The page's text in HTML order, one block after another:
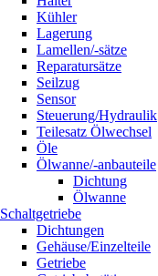
Kühler
Lagerung
Lamellen/-sätze
Reparatursätze
Seilzug
Sensor
Steuerung/Hydraulik
Teilesatz Ölwechsel
Öle
Ölwanne/-anbauteile
Dichtung
Ölwanne
Schaltgetriebe
Dichtungen
Gehäuse/Einzelteile
Getriebe